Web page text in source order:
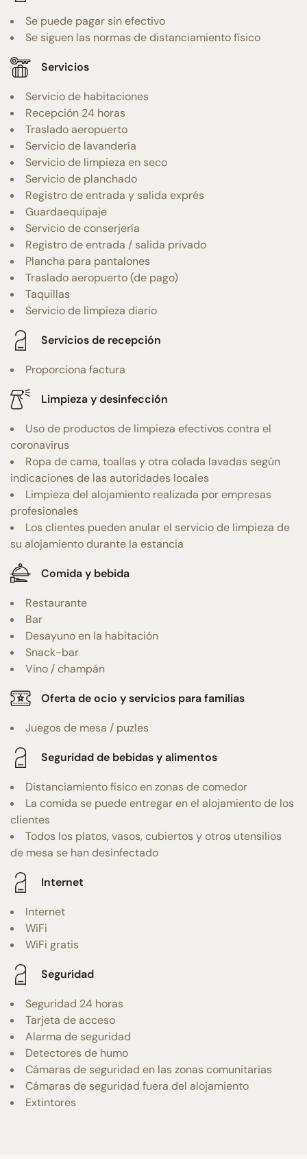
Se puede pagar sin efectivo
Se siguen las normas de distanciamiento físico
Servicios
Servicio de habitaciones
Recepción 24 horas
Traslado aeropuerto
Servicio de lavandería
Servicio de limpieza en seco
Servicio de planchado
Registro de entrada y salida exprés
Guardaequipaje
Servicio de conserjería
Registro de entrada / salida privado
Plancha para pantalones
Traslado aeropuerto (de pago)
Taquillas
Servicio de limpieza diario
Servicios de recepción
Proporciona factura
Limpieza y desinfección
Uso de productos de limpieza efectivos contra el
coronavirus
Ropa de cama, toallas y otra colada lavadas según
indicaciones de las autoridades locales
Limpieza del alojamiento realizada por empresas
profesionales
Los clientes pueden anular el servicio de limpieza de
su alojamiento durante la estancia
Comida y bebida
Restaurante
Bar
Desayuno en la habitación
Snack-bar
Vino / champán
Oferta de ocio y servicios para familias
Juegos de mesa / puzles
Seguridad de bebidas y alimentos
Distanciamiento físico en zonas de comedor
La comida se puede entregar en el alojamiento de los
clientes
Todos los platos, vasos, cubiertos y otros utensilios
de mesa se han desinfectado
Internet
Internet
WiFi
WiFi gratis
Seguridad
Seguridad 24 horas
Tarjeta de acceso
Alarma de seguridad
Detectores de humo
Cámaras de seguridad en las zonas comunitarias
Cámaras de seguridad fuera del alojamiento
Extintores